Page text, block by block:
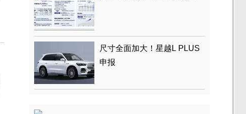
尺寸全面加大！星越L PLUS
申报